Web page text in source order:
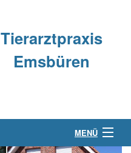
Tierarztpraxis
Emsbüren
MENÜ